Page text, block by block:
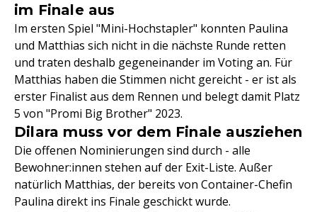
im Finale aus
Im ersten Spiel "Mini-Hochstapler" konnten Paulina
und Matthias sich nicht in die nächste Runde retten
und traten deshalb gegeneinander im Voting an. Für
Matthias haben die Stimmen nicht gereicht - er ist als
erster Finalist aus dem Rennen und belegt damit Platz
5 von "Promi Big Brother" 2023.
Dilara muss vor dem Finale ausziehen
Die offenen Nominierungen sind durch - alle
Bewohner:innen stehen auf der Exit-Liste. Außer
natürlich Matthias, der bereits von Container-Chefin
Paulina direkt ins Finale geschickt wurde.